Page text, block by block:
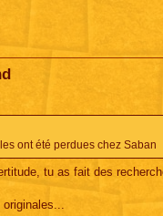
ont été perdues chez Saban
tu as fait des